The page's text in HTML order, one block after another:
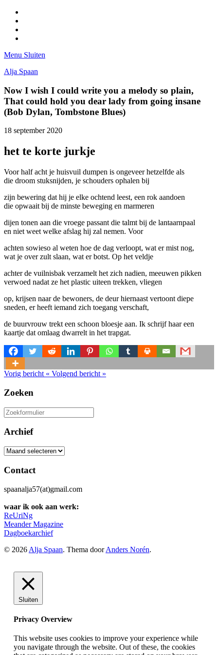
Menu Sluiten
Alja Spaan
Now I wish I could write you a melody so plain,
That could hold you dear lady from going insane
(Bob Dylan, Tombstone Blues)
18 september 2020
het te korte jurkje
Voor half acht je huisvuil dumpen is ongeveer hetzelfde als
die droom stuksnijden, je schouders ophalen bij
zijn bewering dat hij je elke ochtend leest, een rok aandoen
die opwaait bij de minste beweging en marmeren
dijen tonen aan die vroege passant die talmt bij de lantaarnpaal
en niet weet welke afslag hij zal nemen. Voor
achten sowieso al weten hoe de dag verloopt, wat er mist nog,
wat je over zult slaan, wat er botst. Op het veldje
achter de vuilnisbak verzamelt het zich nadien, meeuwen pikken
verwoed nadat ze het plastic uiteen trekken, vliegen
op, krijsen naar de bewoners, de deur hiernaast vertoont diepe
sneden, er heeft iemand zich toegang verschaft,
de buurvrouw trekt een schoon bloesje aan. Ik schrijf haar een
kaartje dat omlaag dwarrelt in het trapgat.
Vorig bericht « Volgend bericht »
Zoeken
Zoeken
naar:
Archief
Archief
Contact
spaanalja57(at)gmail.com
waar ik ook aan werk:
ReUriNg
Meander Magazine
Dagboekarchief
© 2026 Alja Spaan. Thema doorAnders Norén.
Sluiten
Privacy Overview
This website uses cookies to improve your experience while
you navigate through the website. Out of these, the cookies